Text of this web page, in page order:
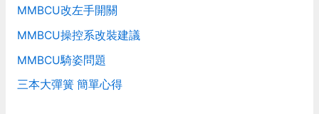
MMBCU改左手開關
MMBCU操控系改裝建議
MMBCU騎姿問題
三本大彈簧 簡單心得